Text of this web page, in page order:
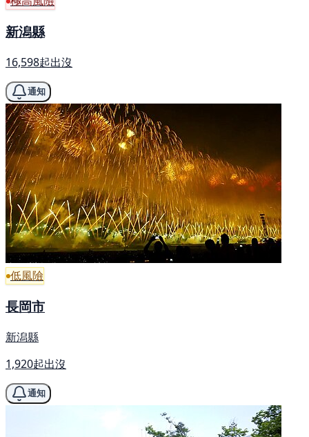
新潟縣
16,598起出沒
通知
低風險
長岡市
新潟縣
1,920起出沒
通知